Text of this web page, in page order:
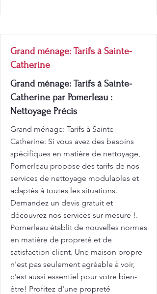
Grand ménage: Tarifs à Sainte-
Catherine
Grand ménage: Tarifs à Sainte-
Catherine par Pomerleau :
Nettoyage Précis
Grand ménage: Tarifs à Sainte-
Catherine: Si vous avez des besoins
spécifiques en matière de nettoyage,
Pomerleau propose des tarifs de nos
services de nettoyage modulables et
adaptés à toutes les situations.
Demandez un devis gratuit et
découvrez nos services sur mesure !.
Pomerleau établit de nouvelles normes
en matière de propreté et de
satisfaction client. Une maison propre
n'est pas seulement agréable à voir,
c'est aussi essentiel pour votre bien-
être! Profitez d'une propreté